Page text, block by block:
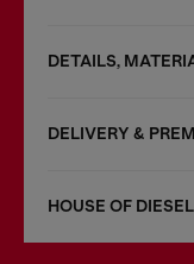
DETAILS,
DELIVERY &
HOUSE OF DIESEL